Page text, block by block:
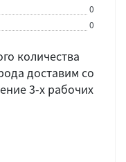
0
0
количества
доставим со
3-х рабочих